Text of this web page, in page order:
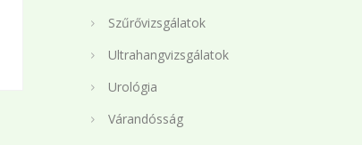
Szűrővizsgálatok
Ultrahangvizsgálatok
Urológia
Várandósság